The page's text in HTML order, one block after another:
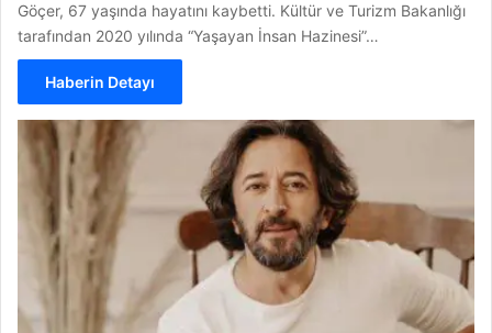
Göçer, 67 yaşında hayatını kaybetti. Kültür ve Turizm Bakanlığı
tarafından 2020 yılında “Yaşayan İnsan Hazinesi”…
Haberin Detayı